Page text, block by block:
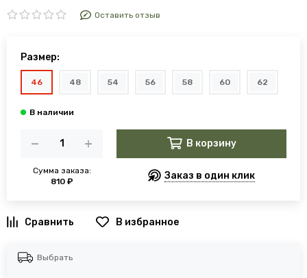
Оставить отзыв
Размер:
46 48 54 56 58 60 62
Сумма заказа:
810 ₽
В корзину
Заказ в один клик
В избранное
Выбрать